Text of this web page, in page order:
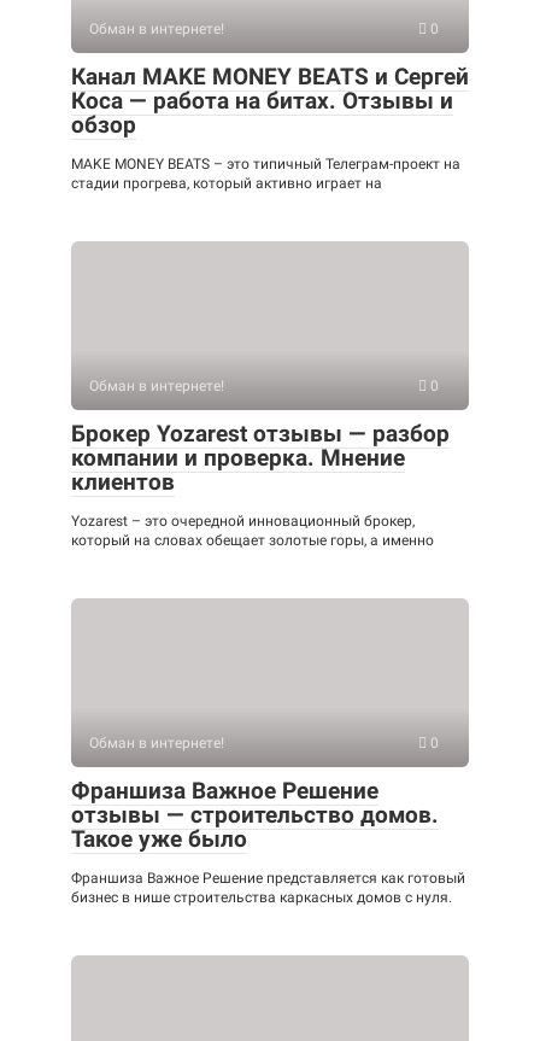
Обман в интернете! 0
Канал MAKE MONEY BEATS и Сергей
Коса — работа на битах. Отзывы и
обзор
MAKE MONEY BEATS – это типичный Телеграм-проект на
стадии прогрева, который активно играет на
Обман в интернете! 0
Брокер Yozarest отзывы — разбор
компании и проверка. Мнение
клиентов
Yozarest – это очередной инновационный брокер,
который на словах обещает золотые горы, а именно
Обман в интернете! 0
Франшиза Важное Решение
отзывы — строительство домов.
Такое уже было
Франшиза Важное Решение представляется как готовый
бизнес в нише строительства каркасных домов с нуля.